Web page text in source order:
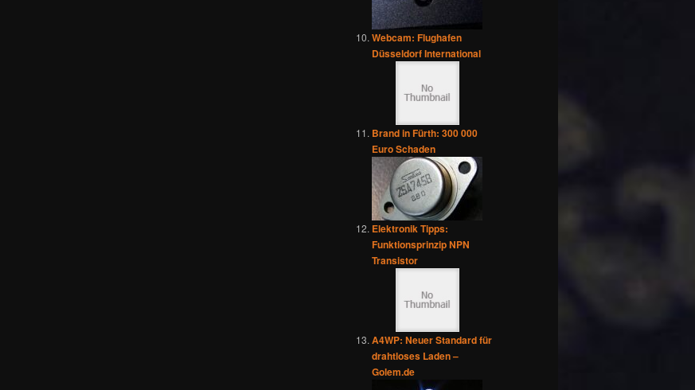
Webcam: Flughafen
Düsseldorf International
Brand in Fürth: 300 000
Euro Schaden
Elektronik Tipps:
Funktionsprinzip NPN
Transistor
A4WP: Neuer Standard für
drahtloses Laden –
Golem.de